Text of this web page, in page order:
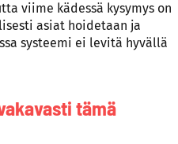
viime kädessä kysymys on
asiat hoidetaan ja
systeemi ei levitä hyvällä
tämä